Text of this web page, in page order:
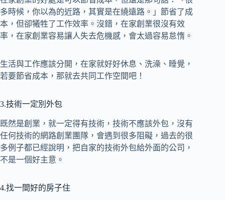
多時候，你以為的近路，其實是在繞遠路。」節省了成
本，但卻犧牲了工作效率。沒錯，在家創業很沒有效
率，在家創業容易讓人失去危機感，會太過容易怠惰。
生活與工作應該分開，在家就好好休息、洗澡、睡覺，
若要節省成本，那就去共同工作空間吧！
3.技術一定別外包
既然是創業，就一定得有技術，技術不應該外包，沒有
任何技術的網路創業團隊，會遇到很多阻礙，過去的很
多例子都已經說明，把自家的技術外包給外面的公司，
不是一個好主意。
4.找一間好的房子住